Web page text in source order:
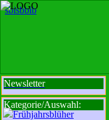
sbisbbib
Newsletter
Kategorie/Auswahl:
Frühjahrsblüher